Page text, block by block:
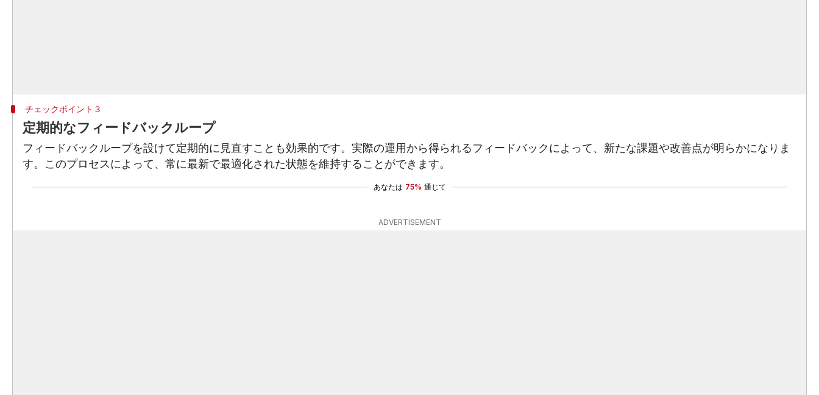
チェックポイント３
定期的なフィードバックループ
フィードバックループを設けて定期的に見直すことも効果的です。実際の運用から得られるフィードバックによって、新たな課題や改善点が明らかになりま
す。このプロセスによって、常に最新で最適化された状態を維持することができます。
あなたは 75% 通じて
ADVERTISEMENT